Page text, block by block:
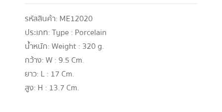
รหัสสินค้า: ME12020
ประเภท:Type : Porcelain
น้ำหนัก:Weight : 320 g.
กว้าง:W : 9.5 Cm.
ยาว: L : 17 Cm.
สูง: H : 13.7 Cm.